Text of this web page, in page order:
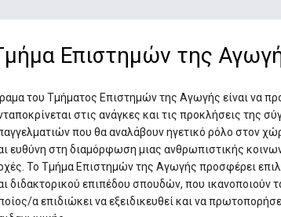
Επιστημών της
του Τμήματος Επιστημών της Αγωγής είναι να
στις ανάγκες και τις προκλήσεις της
που θα αναλάβουν ηγετικό ρόλο στον
ευθύνη στη διαμόρφωση μιας ανθρωπιστικής
Το Τμήμα Επιστημών της Αγωγής προσφέρει
διδακτορικού επιπέδου σπουδών, που ικανοποιούν
α επιδιώκει να εξειδικευθεί και να